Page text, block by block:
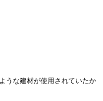
うな建材が使用されていたか